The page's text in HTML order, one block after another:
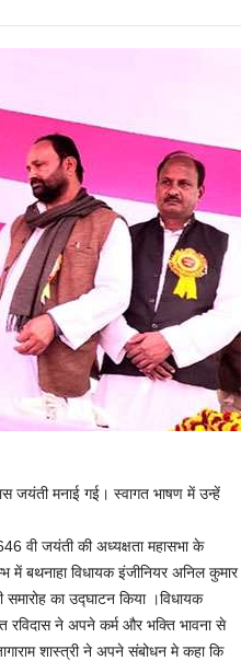
जयंती मनाई गई। स्वागत भाषण में उन्हें
वी जयंती की अध्यक्षता महासभा के
में बथनाहा विधायक इंजीनियर अनिल कुमार
का उद्घाटन किया ।विधायक
रविदास ने अपने कर्म और भक्ति भावना से
शास्त्री ने अपने संबोधन मे कहा कि